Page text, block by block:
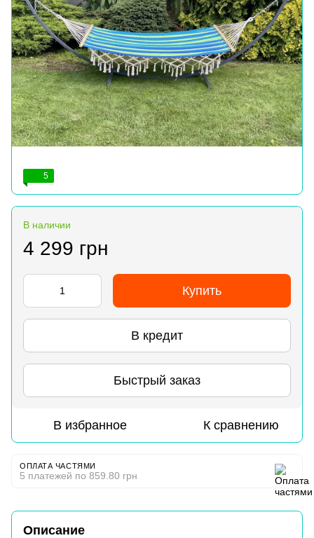
5
В наличии
4 299 грн
Купить
В кредит
Быстрый заказ
В избранное К сравнению
ОПЛАТА ЧАСТЯМИ
5 платежей по 859.80 грн
Описание